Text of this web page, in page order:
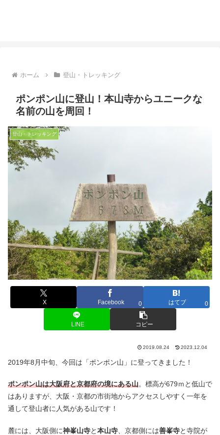
ホーム 登山・トレッキング
ポンポン山に登山！本山寺からユニークな
名前の山を周回！
登山・トレッキング
X Facebook 0 はてブ 0
LINE コピー
2019.08.24 2023.12.04
2019年8月中旬、今回は「ポンポン山」に登ってきました！
ポンポン山は大阪府と京都府の境にある山。標高が679ｍと低山で
はありますが、大阪・京都の市街地からアクセスしやすく一年を
通して登山者に人気がある山です！
麓には、大阪側に神峯山寺と本山寺 、京都側には善峯寺と寺院が